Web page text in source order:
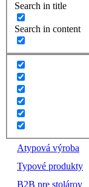
Search in title
Search in content
Atypová výroba
Typové produkty
B2B pre stolárov